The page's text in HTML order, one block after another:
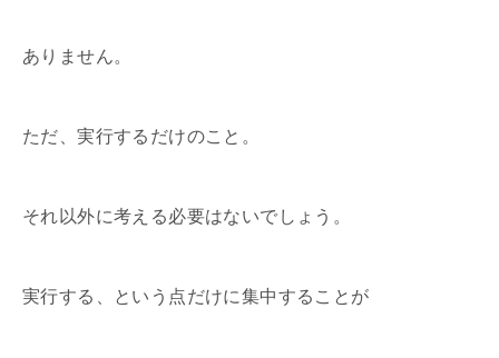
ありません。
ただ、実行するだけのこと。
それ以外に考える必要はないでしょう。
実行する、という点だけに集中することが